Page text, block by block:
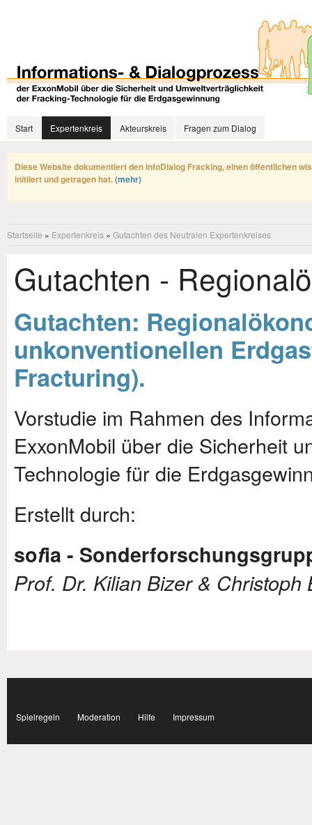
Start Expertenkreis Akteurskreis Fragen zum Dialog
Diese Website dokumentiert den InfoDialog Fracking, einen öffentlichen
initiiert und getragen hat.(mehr)
Startseite » Expertenkreis » Gutachten des Neutralen Expertenkreises
Gutachten -
Gutachten:
unkonventionellen
Fracturing).
Vorstudie im Rahmen des
ExxonMobil über die Sicherheit
Technologie für die
Erstellt durch:
sofia -
Prof. Dr. Kilian Bizer &
Spielregeln Moderation Hilfe Impressum